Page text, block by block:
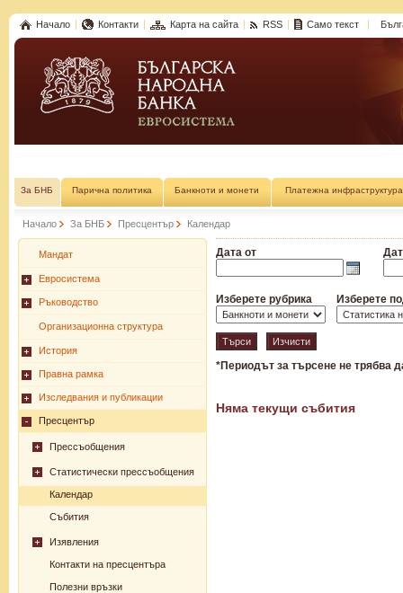
Начало Контакти Карта на сайта RSS Само текст
За БНБ Парична политика Банкноти и монети Платежна инфраструктура
Начало За БНБ Пресцентър Календар
Мандат
Евросистема
Ръководство
Организационна структура
История
Правна рамка
Изследвания и публикации
Пресцентър
Прессъобщения
Статистически прессъобщения
Календар
Събития
Изявления
Контакти на пресцентъра
Полезни връзки
Дата от
Изберете рубрика Изберете
*Периодът за търсене не трябва
Няма текущи събития